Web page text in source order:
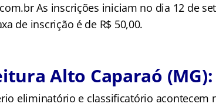
As inscrições iniciam no dia 12 de
de inscrição é de R$ 50,00.
Alto Caparaó
eliminatório e classificatório acontecem